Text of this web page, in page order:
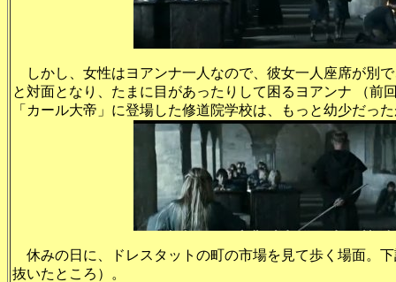
しかし、女性はヨアンナ一人なので、彼女一人座席が別
と対面となり、たまに目があったりして困るヨアンナ （前
「カール大帝」に登場した修道院学校は、もっと幼少だっ
休みの日に、ドレスタットの町の市場を見て歩く場面。
抜いたところ）。